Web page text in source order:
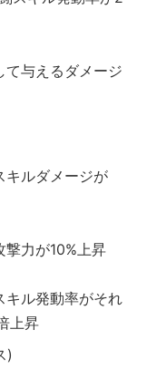
て与えるダメージ
キルダメージが
力が10%上昇
キル発動率がそれ
上昇
)